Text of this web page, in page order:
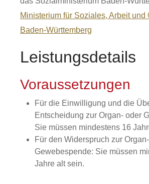
Ministerium für Soziales, Arbeit und
Baden-Württemberg
Leistungsdetails
Voraussetzungen
Für die Einwilligung und die
Entscheidung zur Organ- oder
Sie müssen mindestens 16
Für den Widerspruch zur
Gewebespende: Sie müssen
Jahre alt sein.